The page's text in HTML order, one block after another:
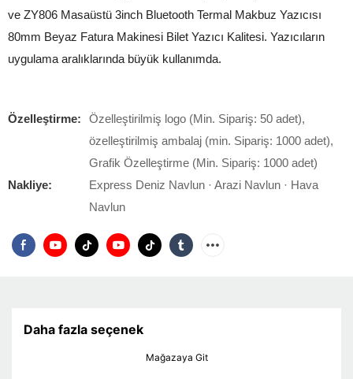
ve ZY806 Masaüstü 3inch Bluetooth Termal Makbuz Yazıcısı
80mm Beyaz Fatura Makinesi Bilet Yazıcı Kalitesi. Yazıcıların
uygulama aralıklarında büyük kullanımda.
Özelleştirme:
Özelleştirilmiş logo (Min. Sipariş: 50 adet),
özelleştirilmiş ambalaj (min. Sipariş: 1000 adet),
Grafik Özelleştirme (Min. Sipariş: 1000 adet)
Nakliye:
Express Deniz Navlun · Arazi Navlun · Hava
Navlun
Daha fazla seçenek
Mağazaya Git